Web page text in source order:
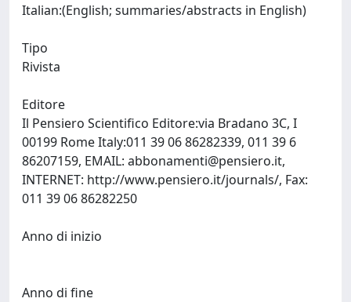
Tipo
Rivista
Editore
Il Pensiero Scientifico Editore:via Bradano 3C, I
00199 Rome Italy:011 39 06 86282339, 011 39 6
86207159, EMAIL: abbonamenti@pensiero.it,
INTERNET: http://www.pensiero.it/journals/, Fax:
Anno di inizio
Anno di fine